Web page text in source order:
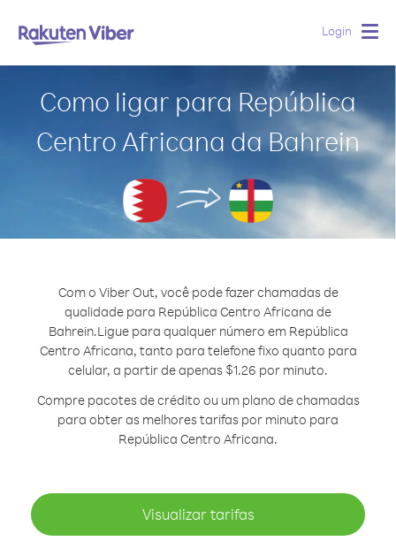
Login
Como ligar para República
Centro Africana da Bahrein
Com o Viber Out, você pode fazer chamadas de
qualidade para República Centro Africana de
Bahrein.Ligue para qualquer número em República
Centro Africana, tanto para telefone fixo quanto para
celular, a partir de apenas $1.26 por minuto.
Compre pacotes de crédito ou um plano de chamadas
para obter as melhores tarifas por minuto para
República Centro Africana.
Visualizar tarifas